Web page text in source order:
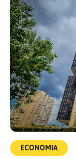
ECONOMIA